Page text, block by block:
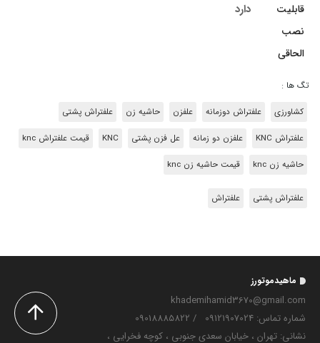
قابلیت
نصب
الحاقی
دارد
تگ ها :
کشاورزی علفتراش دوزمانه علفزن حاشیه زن علفتراش پشتی
علفتراش KNC علفزن دو زمانه عل فزن پشتی KNC قیمت علفتراش knc
حاشیه زن knc قیمت حاشیه زن knc
علفتراش پشتی علفتراش
ماهیدموتورز
khademihamid3670@gmail.com
شماره تماس‌: 09121907024
/
09018885822
نشانی: تهران ، خیابان سعدی جنوبی ، کوچه فخرایی ،